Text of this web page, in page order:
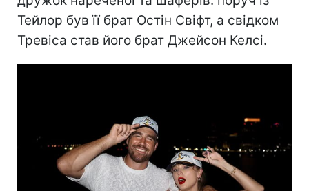
Тейлор був її брат Остін Свіфт, а свідком
Тревіса став його брат Джейсон Келсі.